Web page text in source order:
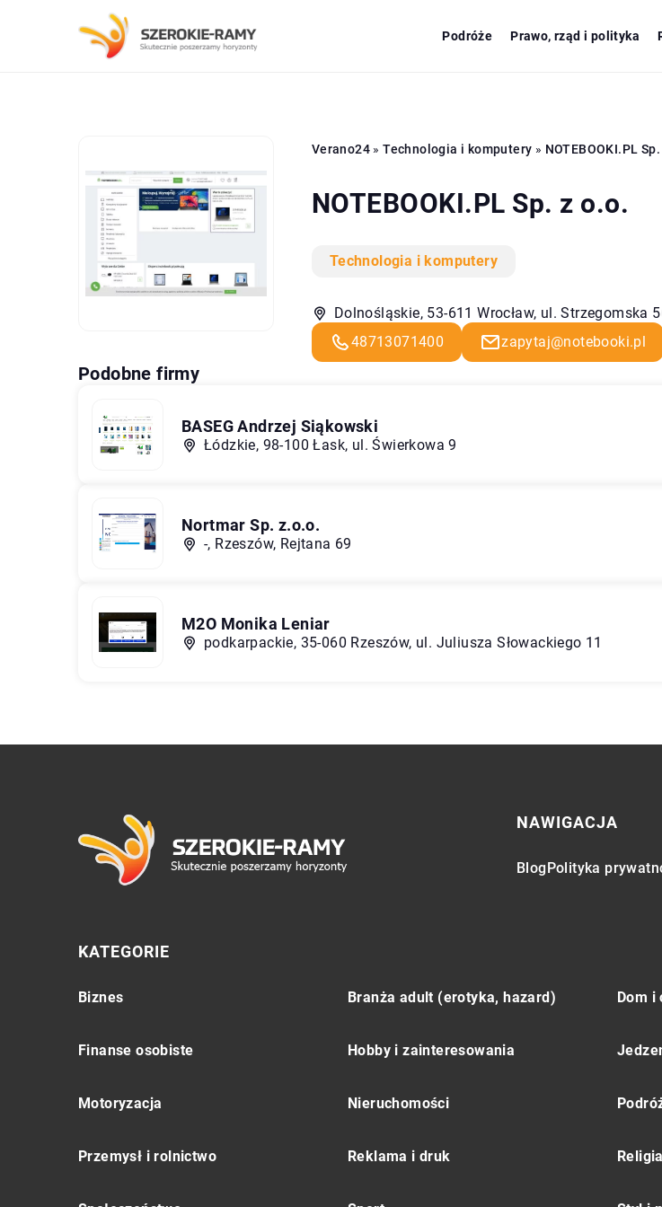
Podróże Prawo, rząd i polityka
Verano24»Technologia i komputery » NOTEBOOKI.PL
NOTEBOOKI.PL Sp. z o.o.
Technologia i komputery
Dolnośląskie, 53-611 Wrocław, ul. Strzegomska
48713071400
zapytaj@notebooki.pl
Podobne firmy
BASEG Andrzej Siąkowski
Łódzkie, 98-100 Łask, ul. Świerkowa 9
Nortmar Sp. z.o.o.
-, Rzeszów, Rejtana 69
M2O Monika Leniar
podkarpackie, 35-060 Rzeszów, ul. Juliusza Słowackiego 11
NAWIGACJA
BlogPolityka
KATEGORIE
Biznes Branża adult (erotyka, hazard) Dom i
Finanse osobiste Hobby i zainteresowania
Motoryzacja Nieruchomości
Przemysł i rolnictwo Reklama i druk